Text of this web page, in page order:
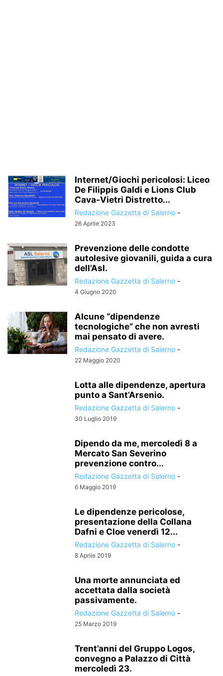
Internet/Giochi pericolosi: Liceo
De Filippis Galdi e Lions Club
Cava-Vietri Distretto...
Redazione Gazzetta di Salerno -
26 Aprile 2023
Prevenzione delle condotte
autolesive giovanili, guida a cura
dell’Asl.
Redazione Gazzetta di Salerno -
4 Giugno 2020
Alcune “dipendenze
tecnologiche” che non avresti
mai pensato di avere.
Redazione Gazzetta di Salerno -
22 Maggio 2020
Lotta alle dipendenze, apertura
punto a Sant’Arsenio.
Redazione Gazzetta di Salerno -
30 Luglio 2019
Dipendo da me, mercoledì 8 a
Mercato San Severino
prevenzione contro...
Redazione Gazzetta di Salerno -
6 Maggio 2019
Le dipendenze pericolose,
presentazione della Collana
Dafni e Cloe venerdì 12...
Redazione Gazzetta di Salerno -
8 Aprile 2019
Una morte annunciata ed
accettata dalla società
passivamente.
Redazione Gazzetta di Salerno -
25 Marzo 2019
Trent’anni del Gruppo Logos,
convegno a Palazzo di Città
mercoledì 23.